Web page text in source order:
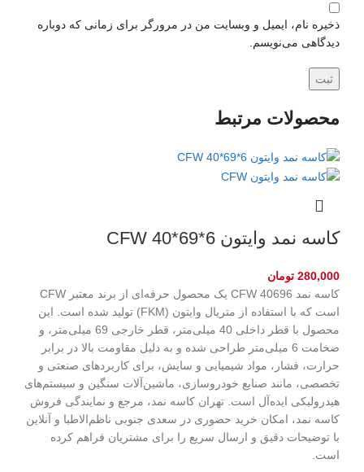
ذخیره نام، ایمیل و وبسایت من در مرورگر برای زمانی که دوباره
دیدگاهی می‌نویسم.
محصولات مرتبط
کاسه نمد وایتون CFW 40*69*6
280,000 تومان
کاسه نمد CFW 40696 یک محصول حرفه‌ای از برند معتبر CFW
است که با استفاده از متریال وایتون (FKM) تولید شده است. این
محصول با قطر داخلی 40 میلی‌متر، قطر خارجی 69 میلی‌متر، و
ضخامت 6 میلی‌متر طراحی شده و به دلیل مقاومت بالا در برابر
حرارت، فشار، مواد شیمیایی و سایش، برای کاربردهای صنعتی و
تخصصی، مانند صنایع خودروسازی، ماشین‌آلات سنگین و سیستم‌های
هیدرولیکی ایده‌آل است. تهران کاسه نمد، مرجع و نمایندگی فروش
کاسه نمد، امکان خرید حضوری در سعدی جنوبی ناظم‌الاطبا و آنلاین
با توضیحات دقیق و ارسال سریع را برای مشتریان فراهم کرده
است.